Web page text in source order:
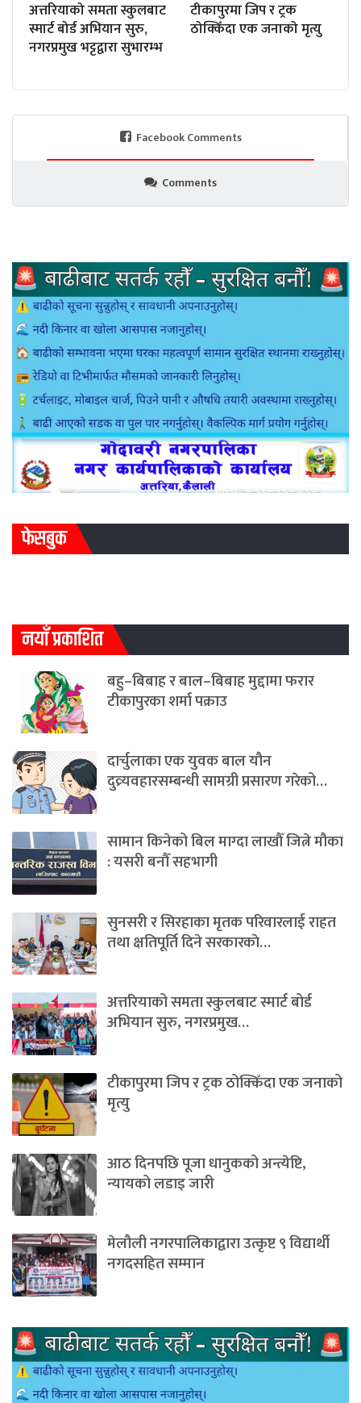
अत्तरियाको समता स्कुलबाट
स्मार्ट बोर्ड अभियान सुरु,
नगरप्रमुख भट्टद्वारा सुभारम्भ
टीकापुरमा जिप र ट्रक
ठोक्किँदा एक जनाको मृत्यु
Facebook Comments
Comments
फेसबुक
नयाँ प्रकाशित
बहु–बिबाह र बाल–बिबाह मुद्दामा फरार
टीकापुरका शर्मा पक्राउ
दार्चुलाका एक युवक बाल यौन
दुव्र्यवहारसम्बन्धी सामग्री प्रसारण गरेको…
सामान किनेको बिल माग्दा लाखौँ जित्ने मौका
: यसरी बनौँ सहभागी
सुनसरी र सिरहाका मृतक परिवारलाई राहत
तथा क्षतिपूर्ति दिने सरकारकाे…
अत्तरियाको समता स्कुलबाट स्मार्ट बोर्ड
अभियान सुरु, नगरप्रमुख…
टीकापुरमा जिप र ट्रक ठोक्किँदा एक जनाको
मृत्यु
आठ दिनपछि पूजा धानुकको अन्त्येष्टि,
न्यायको लडाइ जारी
मेलौली नगरपालिकाद्वारा उत्कृष्ट ९ विद्यार्थी
नगदसहित सम्मान